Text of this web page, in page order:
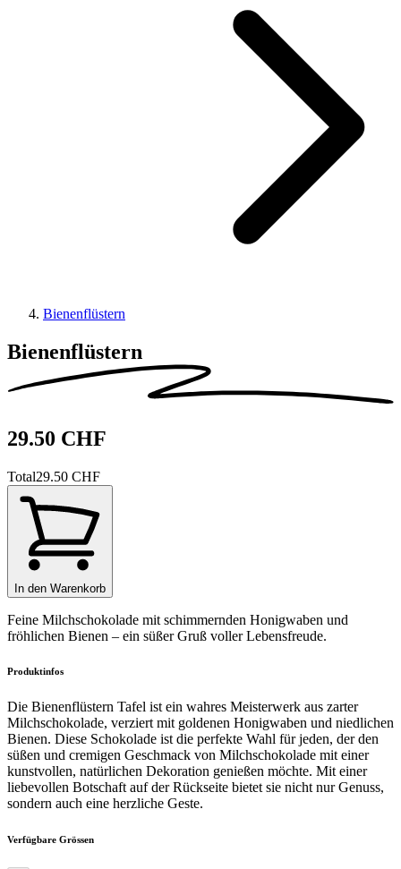
Bienenflüstern
Bienenflüstern
29.50 CHF
Total29.50 CHF
In den Warenkorb
Feine Milchschokolade mit schimmernden Honigwaben und
fröhlichen Bienen – ein süßer Gruß voller Lebensfreude.
Produktinfos
Die Bienenflüstern Tafel ist ein wahres Meisterwerk aus zarter
Milchschokolade, verziert mit goldenen Honigwaben und niedlichen
Bienen. Diese Schokolade ist die perfekte Wahl für jeden, der den
süßen und cremigen Geschmack von Milchschokolade mit einer
kunstvollen, natürlichen Dekoration genießen möchte. Mit einer
liebevollen Botschaft auf der Rückseite bietet sie nicht nur Genuss,
sondern auch eine herzliche Geste.
Verfügbare Grössen